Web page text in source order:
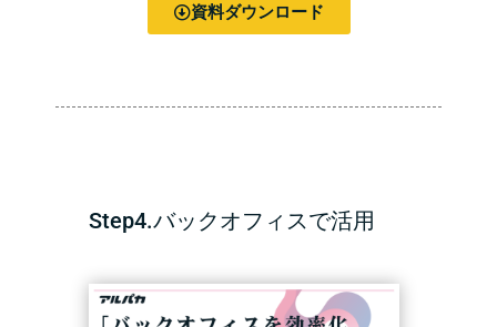
資料ダウンロード
Step4.バックオフィスで活用